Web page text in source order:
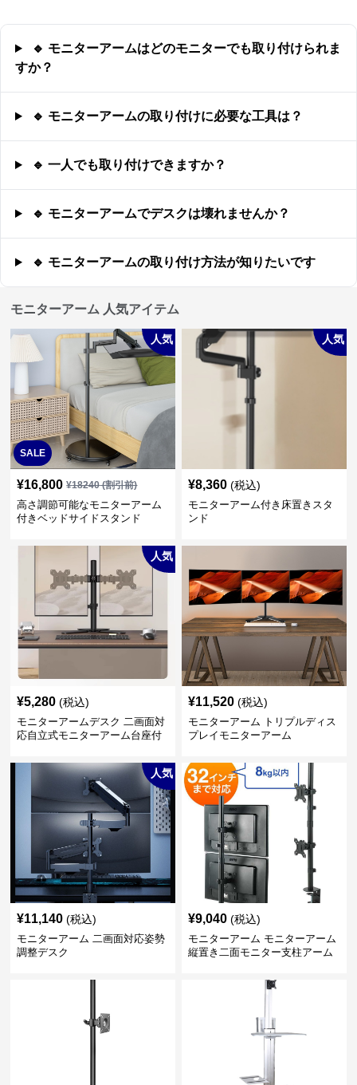
🔹 モニターアームはどのモニターでも取り付けられま
すか？
🔹 モニターアームの取り付けに必要な工具は？
🔹 一人でも取り付けできますか？
🔹 モニターアームでデスクは壊れませんか？
🔹 モニターアームの取り付け方法が知りたいです
モニターアーム 人気アイテム
SALE
人気
¥16,800 ¥18240(割引前)
高さ調節可能なモニターアーム
付きベッドサイドスタンド
人気
¥8,360 (税込)
モニターアーム付き床置きスタ
ンド
人気
¥5,280 (税込)
モニターアームデスク 二画面対
応自立式モニターアーム台座付
¥11,520 (税込)
モニターアーム トリプルディス
プレイモニターアーム
人気
¥11,140 (税込)
モニターアーム 二画面対応姿勢
調整デスク
¥9,040 (税込)
モニターアーム モニターアーム
縦置き二面モニター支柱アーム